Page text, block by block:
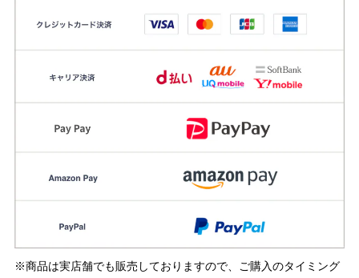
※商品は実店舗でも販売しておりますので、ご購入のタイミング